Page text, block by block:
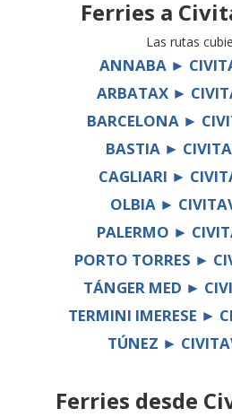
Ferries a
Las rutas
ANNABA ►
ARBATAX ►
BARCELONA ►
BASTIA ►
CAGLIARI ►
OLBIA ►
PALERMO ►
PORTO TORRES ►
TÁNGER MED ►
TERMINI IMERESE ►
TÚNEZ ►
Ferries desde